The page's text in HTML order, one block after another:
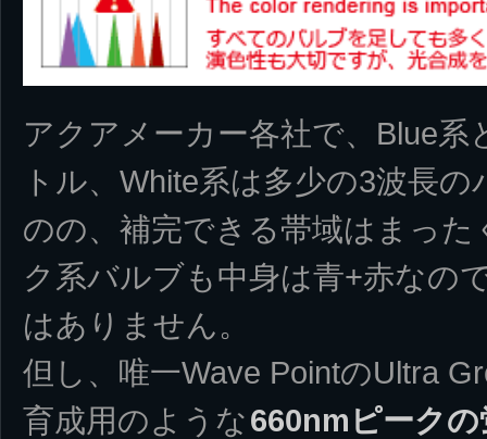
アクアメーカー各社で、Blue系
トル、White系は多少の3波長
のの、補完できる帯域はまっ
ク系バルブも中身は青+赤なの
はありません。
但し、唯一Wave PointのUltra
育成用のような660nmピークの